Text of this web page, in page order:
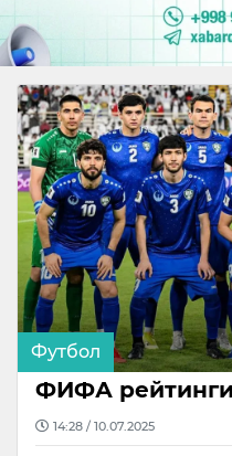
Футбол
ФИФА
14:28 / 10.07.2025